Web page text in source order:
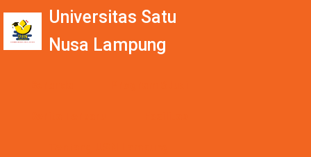
Universitas Satu
Nusa Lampung